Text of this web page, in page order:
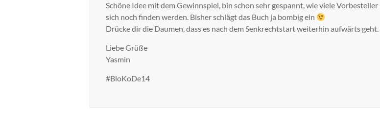
Schöne Idee mit dem Gewinnspiel, bin schon sehr gespannt, wie viele Vorbesteller
sich noch finden werden. Bisher schlägt das Buch ja bombig ein
Drücke dir die Daumen, dass es nach dem Senkrechtstart weiterhin aufwärts geht.
Liebe Grüße
Yasmin
‪#‎BloKoDe14‬